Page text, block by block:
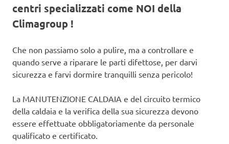
centri specializzati come NOI della
Climagroup !
Che non passiamo solo a pulire, ma a controllare e
quando serve a riparare le parti difettose, per darvi
sicurezza e farvi dormire tranquilli senza pericolo!
La MANUTENZIONE CALDAIA e del circuito termico
della caldaia e la verifica della sua sicurezza devono
essere effettuate obbligatoriamente da personale
qualificato e certificato.